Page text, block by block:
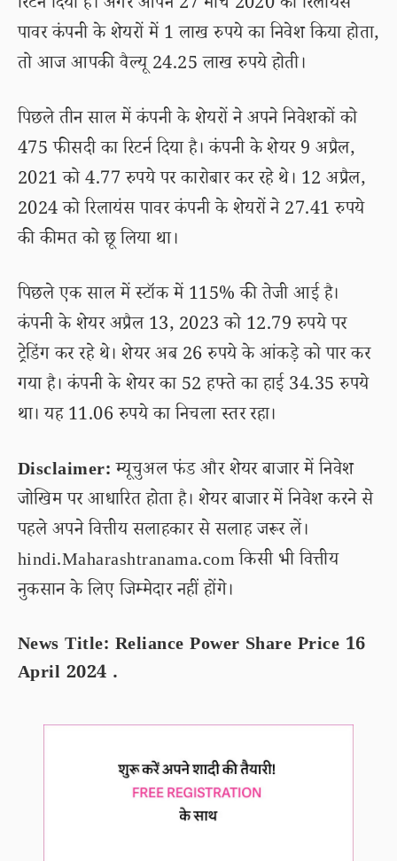
पावर कंपनी के शेयरों में 1 लाख रुपये का निवेश किया होता,
तो आज आपकी वैल्यू 24.25 लाख रुपये होती।
पिछले तीन साल में कंपनी के शेयरों ने अपने निवेशकों को
475 फीसदी का रिटर्न दिया है। कंपनी के शेयर 9 अप्रैल,
2021 को 4.77 रुपये पर कारोबार कर रहे थे। 12 अप्रैल,
2024 को रिलायंस पावर कंपनी के शेयरों ने 27.41 रुपये
की कीमत को छू लिया था।
पिछले एक साल में स्टॉक में 115% की तेजी आई है।
कंपनी के शेयर अप्रैल 13, 2023 को 12.79 रुपये पर
ट्रेडिंग कर रहे थे। शेयर अब 26 रुपये के आंकड़े को पार कर
गया है। कंपनी के शेयर का 52 हफ्ते का हाई 34.35 रुपये
था। यह 11.06 रुपये का निचला स्तर रहा।
Disclaimer:म्यूचुअल फंड और शेयर बाजार में निवेश
जोखिम पर आधारित होता है। शेयर बाजार में निवेश करने से
पहले अपने वित्तीय सलाहकार से सलाह जरूर लें।
hindi.Maharashtranama.com किसी भी वित्तीय
नुकसान के लिए जिम्मेदार नहीं होंगे।
News Title: Reliance Power Share Price 16
April 2024 .